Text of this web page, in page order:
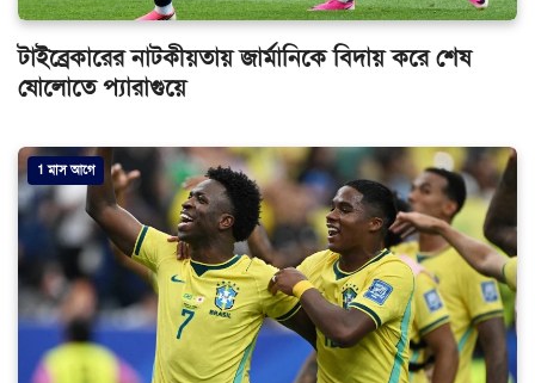
টাইব্রেকারের নাটকীয়তায় জার্মানিকে বিদায় করে শেষ
ষোলোতে প্যারাগুয়ে
1 মাস আগে